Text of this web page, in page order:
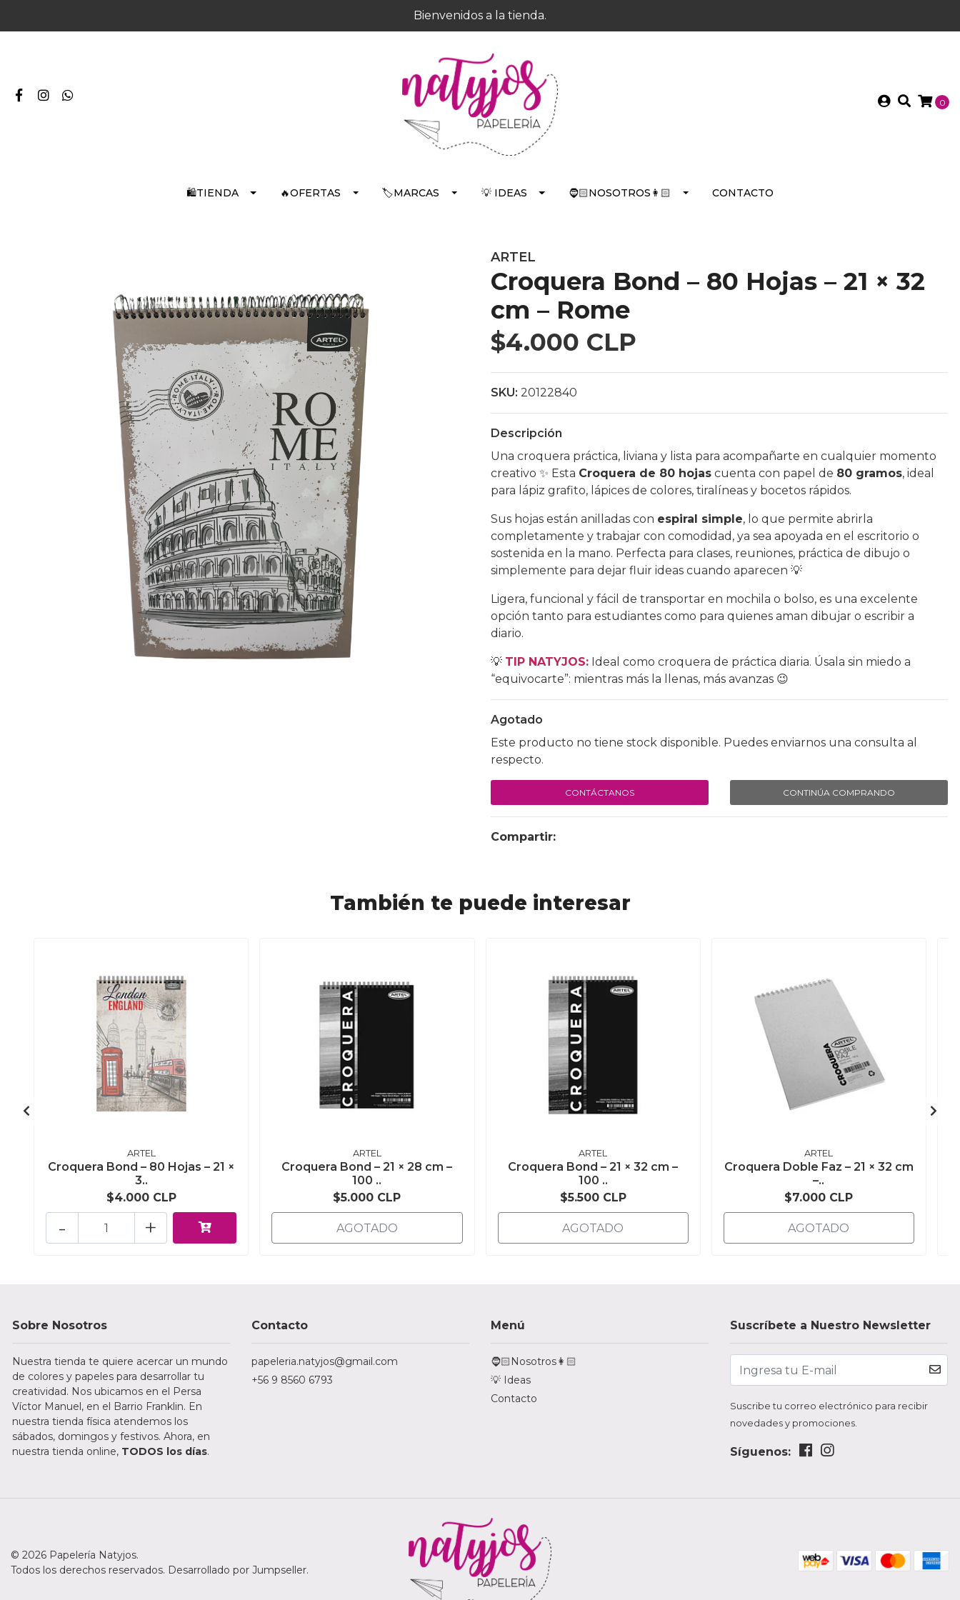
Bienvenidos a la tienda.
0
🛍️TIENDA 🔥OFERTAS 🏷️MARCAS 💡 IDEAS 🧔🏻NOSOTROS👩🏻 CONTACTO
ARTEL
Croquera Bond – 80 Hojas – 21 × 32
cm – Rome
$4.000 CLP
SKU: 20122840
Descripción
Una croquera práctica, liviana y lista para acompañarte en cualquier momento
creativo ✨ Esta Croquera de 80 hojas cuenta con papel de 80 gramos, ideal
para lápiz grafito, lápices de colores, tiralíneas y bocetos rápidos.
Sus hojas están anilladas con espiral simple, lo que permite abrirla
completamente y trabajar con comodidad, ya sea apoyada en el escritorio o
sostenida en la mano. Perfecta para clases, reuniones, práctica de dibujo o
simplemente para dejar fluir ideas cuando aparecen 💡
Ligera, funcional y fácil de transportar en mochila o bolso, es una excelente
opción tanto para estudiantes como para quienes aman dibujar o escribir a
diario.
💡 TIP NATYJOS: Ideal como croquera de práctica diaria. Úsala sin miedo a
“equivocarte”: mientras más la llenas, más avanzas 😉
Agotado
Este producto no tiene stock disponible. Puedes enviarnos una consulta al
respecto.
CONTÁCTANOS CONTINÚA COMPRANDO
Compartir:
También te puede interesar
ARTEL
Croquera Bond – 80 Hojas – 21 ×
3..
$4.000 CLP
+
-
ARTEL
Croquera Bond – 21 × 28 cm –
100 ..
$5.000 CLP
AGOTADO
ARTEL
Croquera Bond – 21 × 32 cm –
100 ..
$5.500 CLP
AGOTADO
ARTEL
Croquera Doble Faz – 21 × 32 cm
–..
$7.000 CLP
AGOTADO
Sobre Nosotros
Nuestra tienda te quiere acercar un mundo
de colores y papeles para desarrollar tu
creatividad. Nos ubicamos en el Persa
Víctor Manuel, en el Barrio Franklin. En
nuestra tienda física atendemos los
sábados, domingos y festivos. Ahora, en
nuestra tienda online, TODOS los días.
Contacto
papeleria.natyjos@gmail.com
+56 9 8560 6793
Menú
🧔🏻Nosotros👩🏻
💡 Ideas
Contacto
Suscríbete a Nuestro Newsletter
Suscribe tu correo electrónico para recibir
novedades y promociones.
Síguenos:
© 2026 Papelería Natyjos.
Todos los derechos reservados. Desarrollado por Jumpseller.